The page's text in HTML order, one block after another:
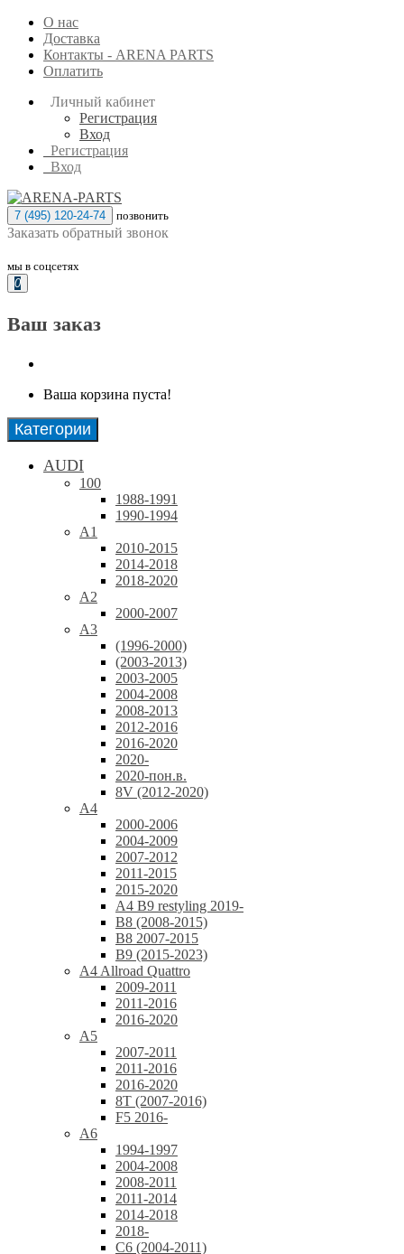
О нас
Доставка
Контакты - ARENA PARTS
Оплатить
Личный кабинет
Регистрация
Вход
Регистрация
Вход
7 (495) 120-24-74 позвонить
Заказать обратный звонок
мы в соцсетях
0
Ваш заказ
Ваша корзина пуста!
Категории
AUDI
100
1988-1991
1990-1994
A1
2010-2015
2014-2018
2018-2020
A2
2000-2007
A3
(1996-2000)
(2003-2013)
2003-2005
2004-2008
2008-2013
2012-2016
2016-2020
2020-
2020-пон.в.
8V (2012-2020)
A4
2000-2006
2004-2009
2007-2012
2011-2015
2015-2020
A4 B9 restyling 2019-
B8 (2008-2015)
B8 2007-2015
B9 (2015-2023)
A4 Allroad Quattro
2009-2011
2011-2016
2016-2020
A5
2007-2011
2011-2016
2016-2020
8T (2007-2016)
F5 2016-
A6
1994-1997
2004-2008
2008-2011
2011-2014
2014-2018
2018-
C6 (2004-2011)